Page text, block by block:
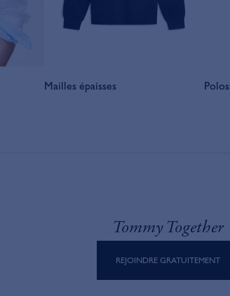
Mailles épaisses Polos
Tommy Together
REJOINDRE GRATUITEMENT